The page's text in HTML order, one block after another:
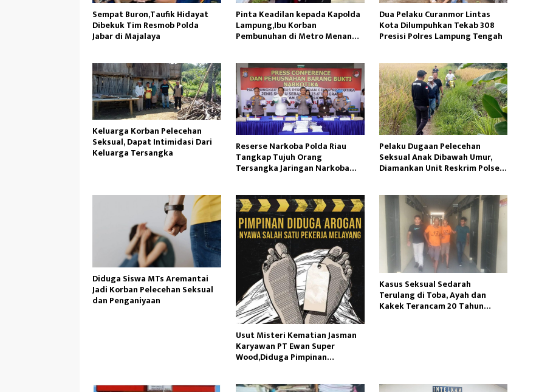
Sempat Buron,Taufik Hidayat
Dibekuk Tim Resmob Polda
Jabar di Majalaya
Pinta Keadilan kepada Kapolda
Lampung,Ibu Korban
Pembunuhan di Metro Menangis
Dua Pelaku Curanmor Lintas
Kota Dilumpuhkan Tekab 308
Presisi Polres Lampung Tengah
Keluarga Korban Pelecehan
Seksual, Dapat Intimidasi Dari
Keluarga Tersangka Reserse Narkoba Polda Riau
Tangkap Tujuh Orang
Tersangka Jaringan Narkoba
Pelaku Dugaan Pelecehan
Seksual Anak Dibawah Umur,
Diamankan Unit Reskrim Polsek
Diduga Siswa MTs Aremantai
Jadi Korban Pelecehan Seksual
dan Penganiyaan
Usut Misteri Kematian Jasman
Karyawan PT Ewan Super
Wood,Diduga Pimpinan
Kasus Seksual Sedarah
Terulang di Toba, Ayah dan
Kakek Terancam 20 Tahun